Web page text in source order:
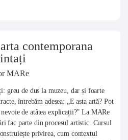
contemporana
MARe
de dus la muzeu, dar și foarte
întrebăm adesea: „E asta artă? Pot
nevoie de atâtea explicații?” La MARe
fac parte din procesul artistic. Cursul
privirea, cum contextul